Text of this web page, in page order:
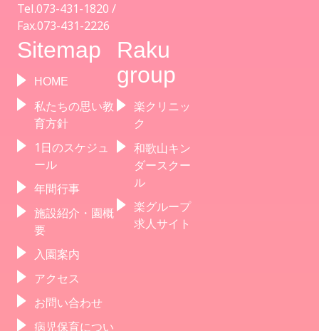
Tel.073-431-1820 /
Fax.073-431-2226
Sitemap
HOME
私たちの思い教
育方針
1日のスケジュ
ール
年間行事
施設紹介・園概
要
入園案内
アクセス
お問い合わせ
病児保育につい
Raku
group
楽クリニッ
ク
和歌山キン
ダースクー
ル
楽グループ
求人サイト